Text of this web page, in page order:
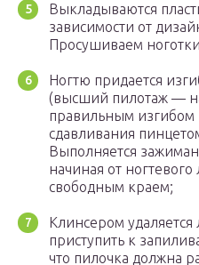
Выкладываются
зависимости от
Просушиваем
Ногтю придается
(высший пилотаж —
правильным
сдавливания
Выполняется
начиная от
свободным краем;
Клинсером
приступить к
что пилочка должна